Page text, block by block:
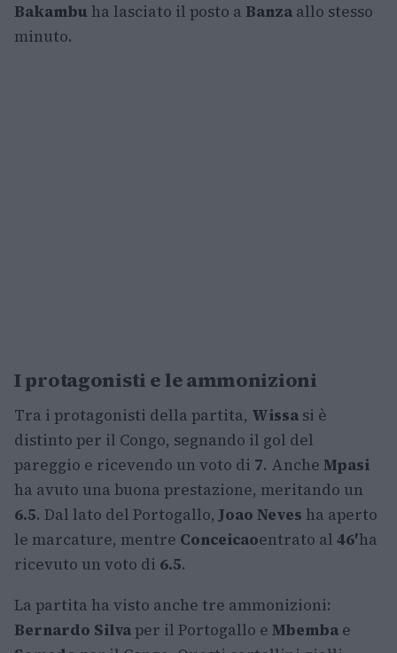
Bakambu ha lasciato il posto a Banza allo stesso
minuto.
I protagonisti e le ammonizioni
Tra i protagonisti della partita, Wissa si è
distinto per il Congo, segnando il gol del
pareggio e ricevendo un voto di 7. Anche Mpasi
ha avuto una buona prestazione, meritando un
6.5. Dal lato del Portogallo,Joao Neves ha aperto
le marcature, mentre Conceicaoentrato al 46′ha
ricevuto un voto di 6.5.
La partita ha visto anche tre ammonizioni:
Bernardo Silvaper il Portogallo e Mbemba e